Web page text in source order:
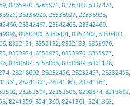
, 8265970, 8265971 , 8276380, 8337473,
, 28338926, 28338927, 28338928,
, 28342467, 28342468, 28342469,
, 8350400, 8350401 , 8350402, 8350403,
, 8352131 , 8352132, 8352133, 8353970,
, 8353974, 8353975, 8353976, 8353977,
, 8358887, 8358888, 8358889, 8361128,
, 28218602, 28232456, 28232457, 28232458,
, 28241362, 28241363, 28241364,
, 28253504, 28253506, 8208874, 8218602,
, 8241359, 8241360, 8241361 , 8241362,